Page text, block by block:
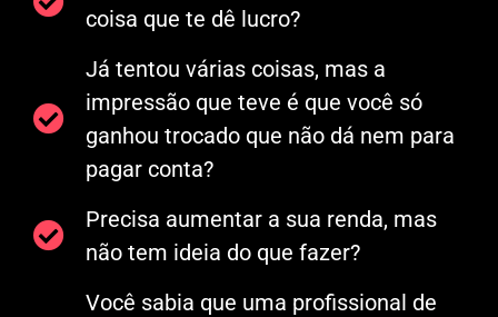
coisa que te dê lucro?
Já tentou várias coisas, mas a
impressão que teve é que você só
ganhou trocado que não dá nem para
pagar conta?
Precisa aumentar a sua renda, mas
não tem ideia do que fazer?
Você sabia que uma profissional de